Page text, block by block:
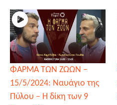
ΦΑΡΜΑ ΤΩΝ ΖΩΩΝ –
15/5/2024: Ναυάγιο της
Πύλου – Η δίκη των 9